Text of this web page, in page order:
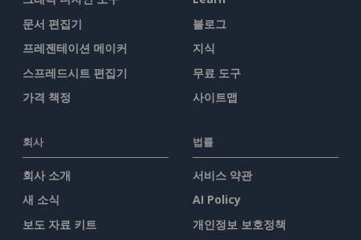
문서 편집기
프레젠테이션 메이커
스프레드시트 편집기
가격 책정
블로그
지식
무료 도구
사이트맵
회사
회사 소개
새 소식
보도 자료 키트
법률
서비스 약관
AI Policy
개인정보 보호정책